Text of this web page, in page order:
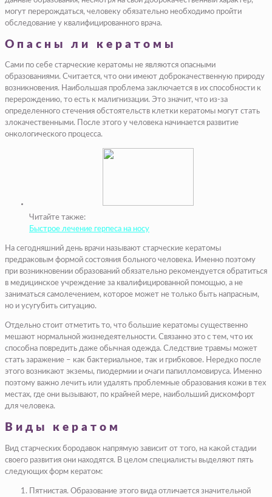
могут перерождаться, человеку обязательно необходимо пройти
обследование у квалифицированного врача.
Опасны ли кератомы
Сами по себе старческие кератомы не являются опасными
образованиями. Считается, что они имеют доброкачественную природу
возникновения. Наибольшая проблема заключается в их способности к
перерождению, то есть к малигнизации. Это значит, что из-за
определенного стечения обстоятельств клетки кератомы могут стать
злокачественными. После этого у человека начинается развитие
онкологического процесса.
Читайте также:
Быстрое лечение герпеса на носу
На сегодняшний день врачи называют старческие кератомы
предраковым формой состояния больного человека. Именно поэтому
при возникновении образований обязательно рекомендуется обратиться
в медицинское учреждение за квалифицированной помощью, а не
заниматься самолечением, которое может не только быть напрасным,
но и усугубить ситуацию.
Отдельно стоит отметить то, что большие кератомы существенно
мешают нормальной жизнедеятельности. Связанно это с тем, что их
способна повредить даже обычная одежда. Следствие травмы может
стать заражение – как бактериальное, так и грибковое. Нередко после
этого возникают экземы, пиодермии и очаги папилломовируса. Именно
поэтому важно лечить или удалять проблемные образования кожи в тех
местах, где они вызывают, по крайней мере, наибольший дискомфорт
для человека.
Виды кератом
Вид старческих бородавок напрямую зависит от того, на какой стадии
своего развития они находятся. В целом специалисты выделяют пять
следующих форм кератом:
Пятнистая. Образование этого вида отличается значительной